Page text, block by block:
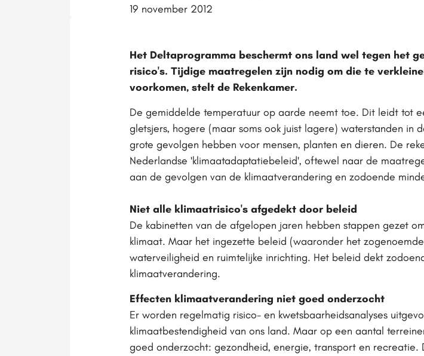
19 november 2012
Het Deltaprogramma beschermt ons land wel tegen het
risico's. Tijdige maatregelen zijn nodig om die te
voorkomen, stelt de Rekenkamer.
De gemiddelde temperatuur op aarde neemt toe. Dit leidt tot
gletsjers, hogere (maar soms ook juist lagere) waterstanden in
grote gevolgen hebben voor mensen, planten en dieren. De
Nederlandse 'klimaatadaptatiebeleid', oftewel naar de
aan de gevolgen van de klimaatverandering en zodoende
Niet alle klimaatrisico's afgedekt door beleid
De kabinetten van de afgelopen jaren hebben stappen gezet
klimaat. Maar het ingezette beleid (waaronder het
waterveiligheid en ruimtelijke inrichting. Het beleid dekt
klimaat­verandering.
Effecten klimaatverandering niet goed onder­zocht
Er worden regelmatig risico- en kwetsbaar­heidsanalyses
klimaatbestendigheid van ons land. Maar op een aantal
goed onder­zocht: gezondheid, energie, transport en